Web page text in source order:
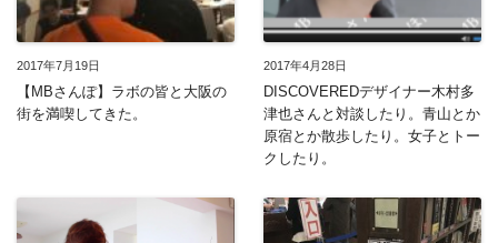
2017年7月19日
【MBさんぽ】ラボの皆と大阪の
街を満喫してきた。
2017年4月28日
DISCOVEREDデザイナー木村多
津也さんと対談したり。青山とか
原宿とか散歩したり。女子とトー
クしたり。